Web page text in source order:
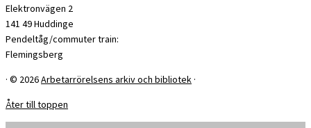
Elektronvägen 2
141 49 Huddinge
Pendeltåg/commuter train:
Flemingsberg
· © 2026Arbetarrörelsens arkiv och bibliotek ·
Åter till toppen